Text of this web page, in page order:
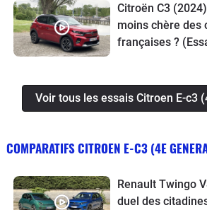
Citroën C3
moins chère des
françaises ?
Voir tous les essais Citroen E-c3
COMPARATIFS CITROEN E-C3 (4E
Renault Twingo
duel des